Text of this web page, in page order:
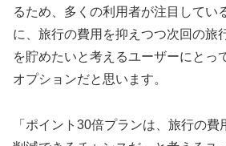
るため、多くの利用者が注目してい
に、旅行の費用を抑えつつ次回の旅
を貯めたいと考えるユーザーにとっ
オプションだと思います。
「ポイント30倍プランは、旅行の費